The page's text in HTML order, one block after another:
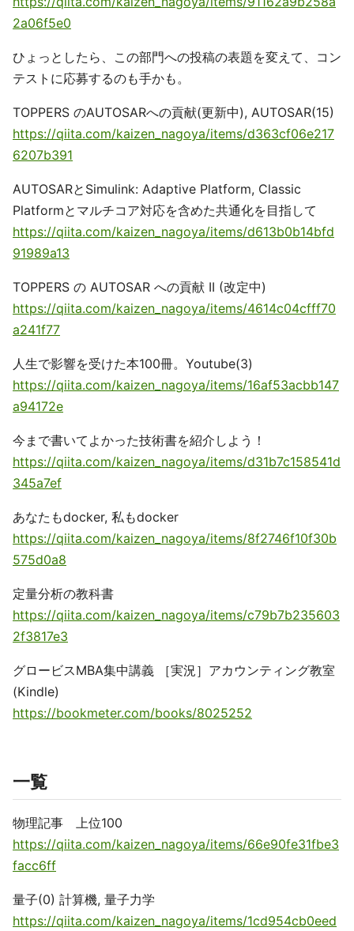
2a06f5e0
ひょっとしたら、この部門への投稿の表題を変えて、コン
テストに応募するのも手かも。
TOPPERS のAUTOSARへの貢献(更新中), AUTOSAR(15)
https://qiita.com/kaizen_nagoya/items/d363cf06e217
6207b391
AUTOSARとSimulink: Adaptive Platform, Classic
Platformとマルチコア対応を含めた共通化を目指して
https://qiita.com/kaizen_nagoya/items/d613b0b14bfd
91989a13
TOPPERS の AUTOSAR への貢献 II (改定中)
https://qiita.com/kaizen_nagoya/items/4614c04cfff70
a241f77
人生で影響を受けた本100冊。Youtube(3)
https://qiita.com/kaizen_nagoya/items/16af53acbb147
a94172e
今まで書いてよかった技術書を紹介しよう！
https://qiita.com/kaizen_nagoya/items/d31b7c158541d
345a7ef
あなたもdocker, 私もdocker
https://qiita.com/kaizen_nagoya/items/8f2746f10f30b
575d0a8
定量分析の教科書
https://qiita.com/kaizen_nagoya/items/c79b7b235603
2f3817e3
グロービスMBA集中講義 ［実況］アカウンティング教室
(Kindle)
https://bookmeter.com/books/8025252
一覧
物理記事 上位100
https://qiita.com/kaizen_nagoya/items/66e90fe31fbe3
facc6ff
量子(0) 計算機, 量子力学
https://qiita.com/kaizen_nagoya/items/1cd954cb0eed